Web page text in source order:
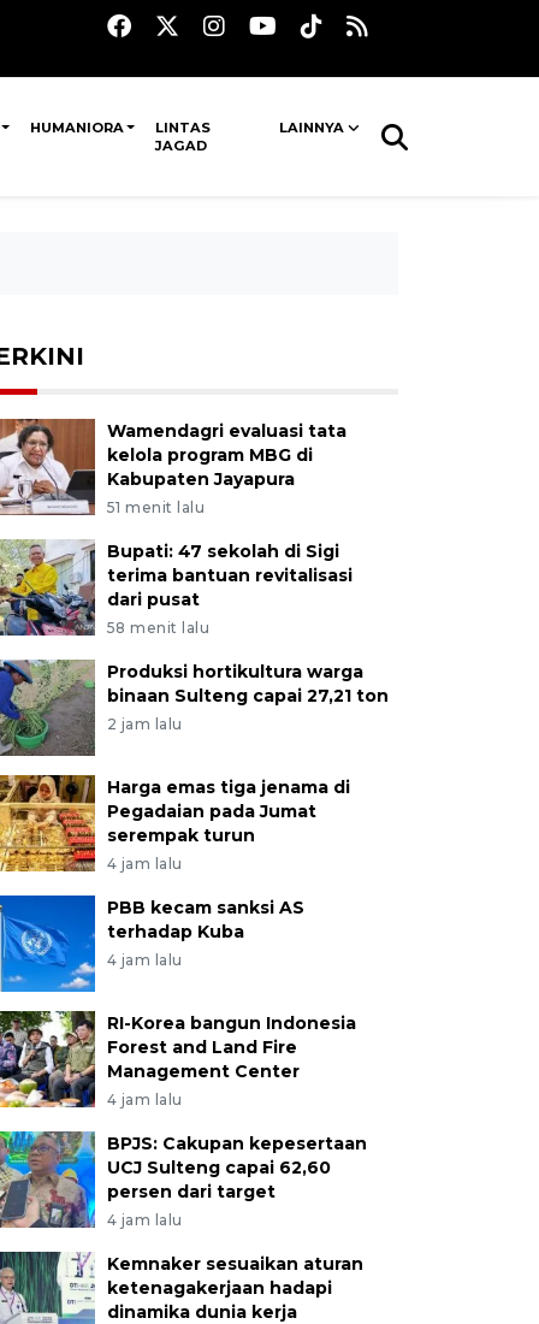
HUMANIORA
LINTAS
JAGAD
LAINNYA
Wamendagri evaluasi tata
kelola program MBG di
Kabupaten Jayapura
51 menit lalu
Bupati: 47 sekolah di Sigi
terima bantuan revitalisasi
dari pusat
58 menit lalu
Produksi hortikultura warga
binaan Sulteng capai 27,21 ton
2 jam lalu
Harga emas tiga jenama di
Pegadaian pada Jumat
serempak turun
4 jam lalu
PBB kecam sanksi AS
terhadap Kuba
4 jam lalu
RI-Korea bangun Indonesia
Forest and Land Fire
Management Center
4 jam lalu
BPJS: Cakupan kepesertaan
UCJ Sulteng capai 62,60
persen dari target
4 jam lalu
Kemnaker sesuaikan aturan
ketenagakerjaan hadapi
dinamika dunia kerja